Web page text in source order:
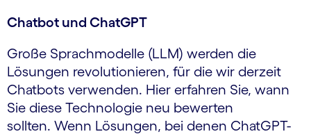
Chatbot und ChatGPT
Große Sprachmodelle (LLM) werden die
Lösungen revolutionieren, für die wir derzeit
Chatbots verwenden. Hier erfahren Sie, wann
Sie diese Technologie neu bewerten
sollten. Wenn Lösungen, bei denen ChatGPT-